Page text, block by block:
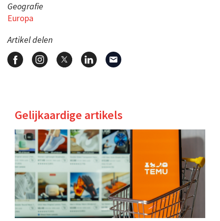
Geografie
Europa
Artikel delen
Gelijkaardige artikels